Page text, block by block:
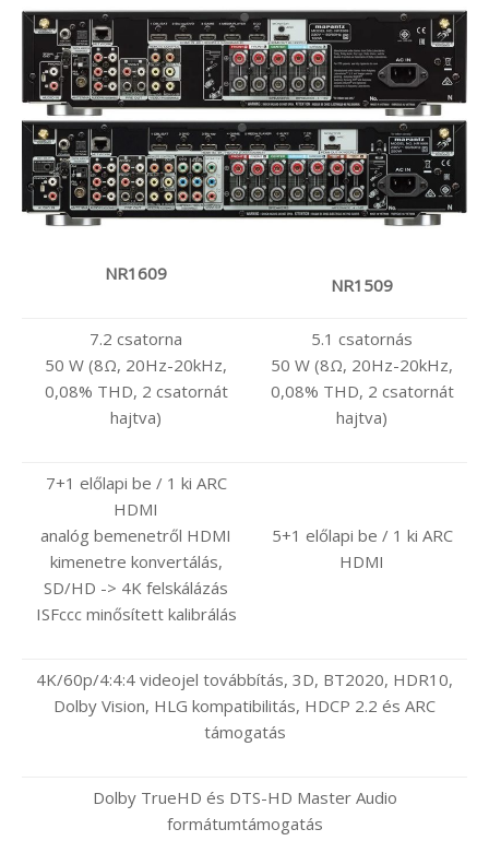
NR1609
NR1509
7.2 csatorna
50 W (8Ω, 20Hz-20kHz,
0,08% THD, 2 csatornát
hajtva)
5.1 csatornás
50 W (8Ω, 20Hz-20kHz,
0,08% THD, 2 csatornát
hajtva)
7+1 előlapi be / 1 ki ARC
HDMI
analóg bemenetről HDMI
kimenetre konvertálás,
SD/HD -> 4K felskálázás
ISFccc minősített kalibrálás
5+1 előlapi be / 1 ki ARC
HDMI
4K/60p/4:4:4 videojel továbbítás, 3D, BT2020, HDR10,
Dolby Vision, HLG kompatibilitás, HDCP 2.2 és ARC
támogatás
Dolby TrueHD és DTS-HD Master Audio
formátumtámogatás